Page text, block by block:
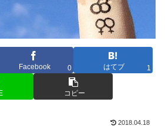
Facebook 0 はてブ 1
コピー
2018.04.18